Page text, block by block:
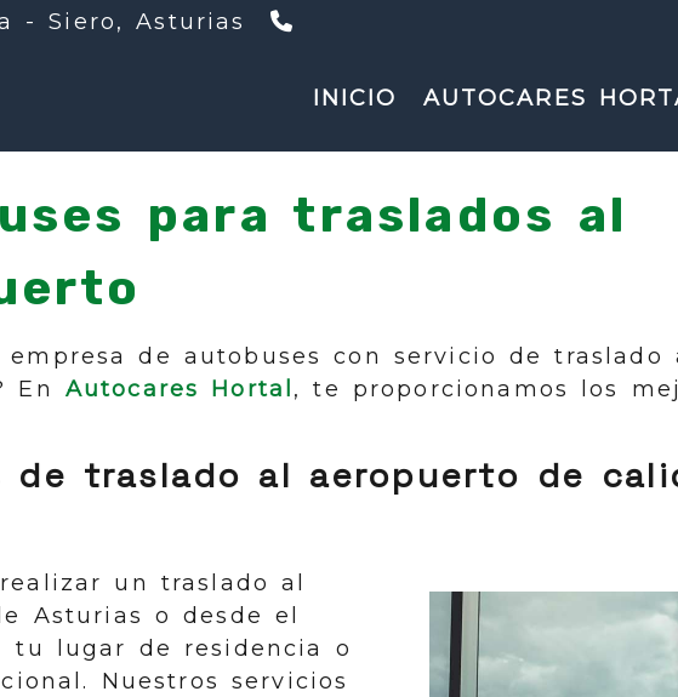
- Siero,Asturias
INICIO AUTOCARES
para traslados al
empresa de autobuses con servicio de traslado
En Autocares Hortal, te proporcionamos los
de traslado al aeropuerto de
un traslado al
Asturias o desde el
tu lugar de residencia o
Nuestros servicios